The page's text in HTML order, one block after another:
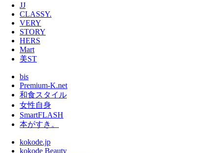
JJ
CLASSY.
VERY
STORY
HERS
Mart
美ST
bis
Premium-K.net
和食スタイル
女性自身
SmartFLASH
本がすき。
kokode.jp
kokode Beauty